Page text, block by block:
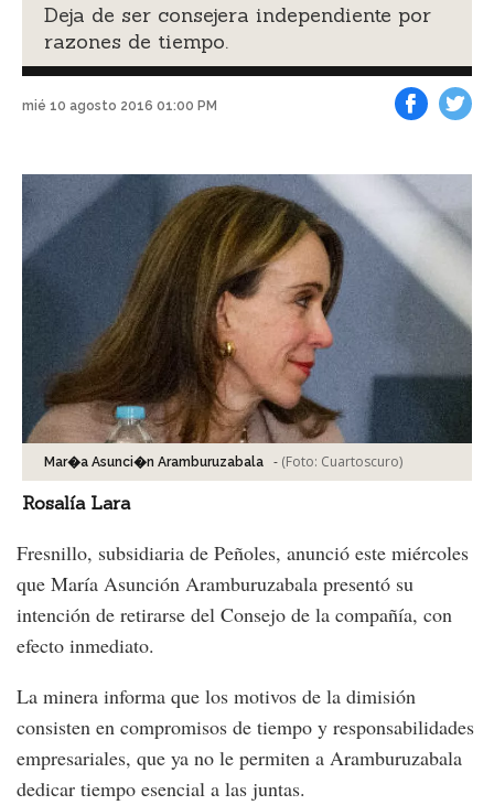
Deja de ser consejera independiente por
razones de tiempo.
mié 10 agosto 2016 01:00 PM
Mar�a Asunci�n Aramburuzabala - (Foto: Cuartoscuro)
Rosalía Lara
Fresnillo, subsidiaria de Peñoles, anunció este miércoles
que María Asunción Aramburuzabala presentó su
intención de retirarse del Consejo de la compañía, con
efecto inmediato.
La minera informa que los motivos de la dimisión
consisten en compromisos de tiempo y responsabilidades
empresariales, que ya no le permiten a Aramburuzabala
dedicar tiempo esencial a las juntas.